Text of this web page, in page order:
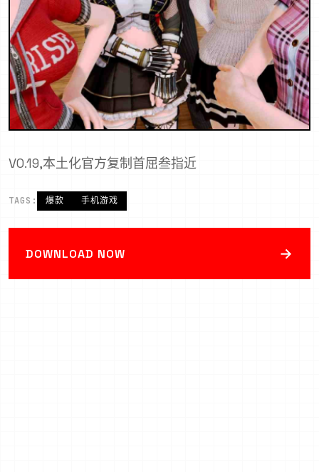
V0.19,本土化官方复制首屈叁指近
TAGS: 爆款 手机游戏
DOWNLOAD NOW →